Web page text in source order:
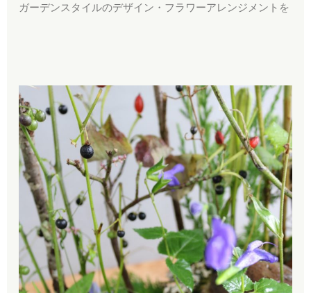
ガーデンスタイルのデザイン・フラワーアレンジメントを